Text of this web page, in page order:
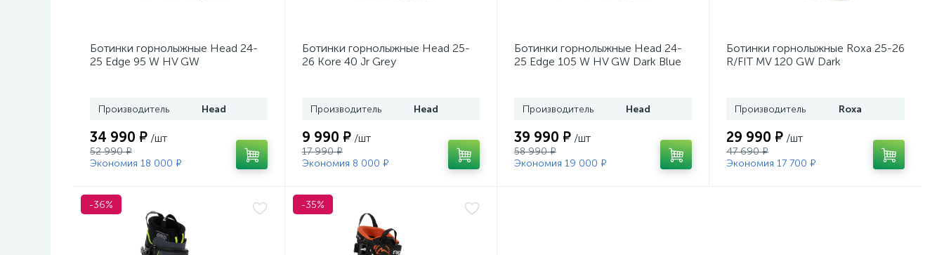
Ботинки горнолыжные Head 24-
25 Edge 95 W HV GW
Производитель Head
34 990 ₽ /шт
52 990 ₽
Экономия 18 000 ₽
Ботинки горнолыжные Head 25-
26 Kore 40 Jr Grey
Производитель Head
9 990 ₽ /шт
17 990 ₽
Экономия 8 000 ₽
Ботинки горнолыжные Head 24-
25 Edge 105 W HV GW Dark Blue
Производитель Head
39 990 ₽ /шт
58 990 ₽
Экономия 19 000 ₽
Ботинки горнолыжные Roxa 25-26
R/FIT MV 120 GW Dark
Производитель Roxa
29 990 ₽ /шт
47 690 ₽
Экономия 17 700 ₽
-36% -35%